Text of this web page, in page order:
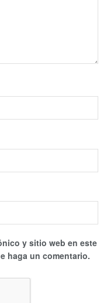
y sitio web en este
haga un comentario.